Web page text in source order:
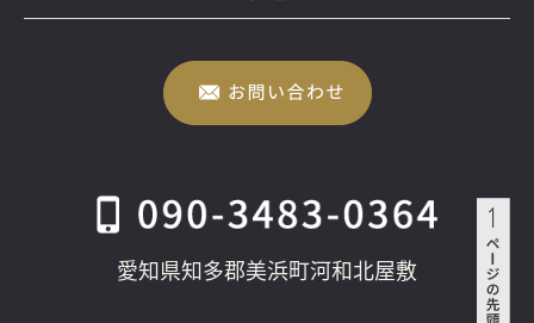
愛知県知多郡美浜町河和北屋敷